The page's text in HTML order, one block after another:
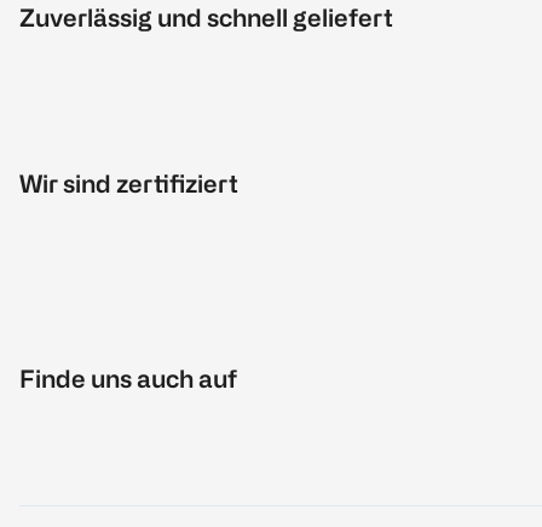
Zuverlässig und schnell geliefert
Wir sind zertifiziert
Finde uns auch auf